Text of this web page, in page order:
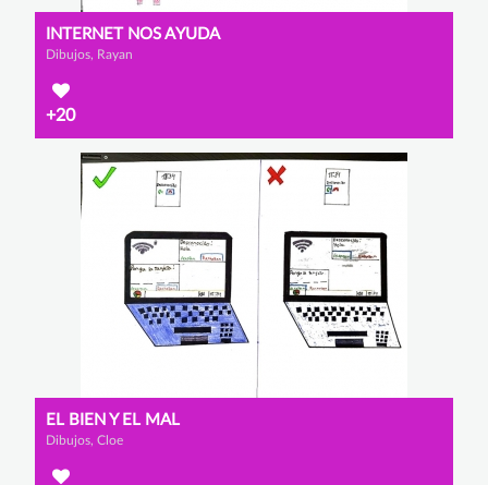
INTERNET NOS AYUDA
Dibujos, Rayan
+20
EL BIEN Y EL MAL
Dibujos, Cloe